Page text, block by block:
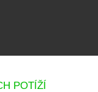
POTÍŽÍ